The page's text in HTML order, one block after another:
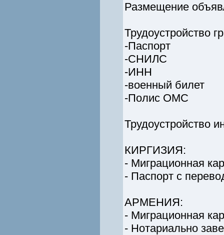
Размещение
Трудоустройство
-Паспорт
-СНИЛС
-ИНН
-военный билет
-Полис ОМС
Трудоустройство
КИРГИЗИЯ:
- Миграционная
- Паспорт с
АРМЕНИЯ:
- Миграционная
- Нотариально